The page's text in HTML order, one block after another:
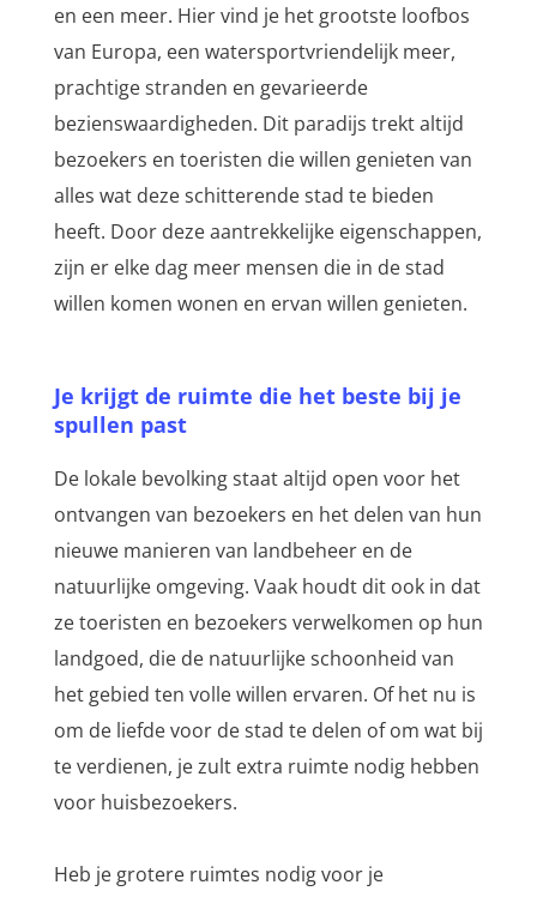
en een meer. Hier vind je het grootste loofbos
van Europa, een watersportvriendelijk meer,
prachtige stranden en gevarieerde
bezienswaardigheden. Dit paradijs trekt altijd
bezoekers en toeristen die willen genieten van
alles wat deze schitterende stad te bieden
heeft. Door deze aantrekkelijke eigenschappen,
zijn er elke dag meer mensen die in de stad
willen komen wonen en ervan willen genieten.
Je krijgt de ruimte die het beste bij je
spullen past
De lokale bevolking staat altijd open voor het
ontvangen van bezoekers en het delen van hun
nieuwe manieren van landbeheer en de
natuurlijke omgeving. Vaak houdt dit ook in dat
ze toeristen en bezoekers verwelkomen op hun
landgoed, die de natuurlijke schoonheid van
het gebied ten volle willen ervaren. Of het nu is
om de liefde voor de stad te delen of om wat bij
te verdienen, je zult extra ruimte nodig hebben
voor huisbezoekers.
Heb je grotere ruimtes nodig voor je